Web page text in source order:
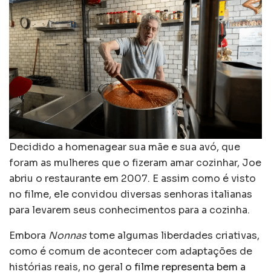
Decidido a homenagear sua mãe e sua avó, que
foram as mulheres que o fizeram amar cozinhar, Joe
abriu o restaurante em 2007. E assim como é visto
no filme, ele convidou diversas senhoras italianas
para levarem seus conhecimentos para a cozinha.
Embora Nonnastome algumas liberdades criativas,
como é comum de acontecer com adaptações de
histórias reais, no geral o filme representa bem a